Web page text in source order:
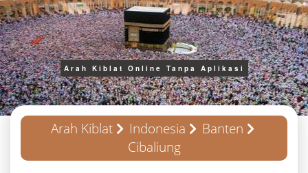
Arah Kiblat Online Tanpa Aplikasi
Arah Kiblat Indonesia
Banten
Cibaliung